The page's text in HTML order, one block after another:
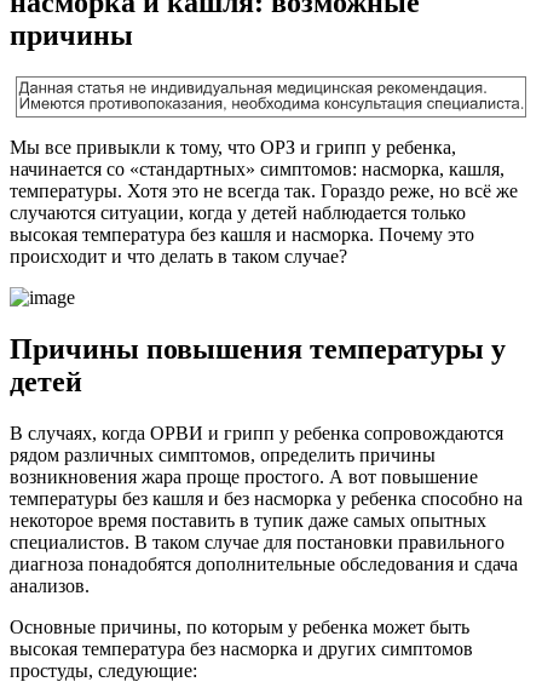
причины
Мы все привыкли к тому, что ОРЗ и грипп у ребенка,
начинается со «стандартных» симптомов: насморка, кашля,
температуры. Хотя это не всегда так. Гораздо реже, но всё же
случаются ситуации, когда у детей наблюдается только
высокая температура без кашля и насморка. Почему это
происходит и что делать в таком случае?
Причины повышения температуры у
детей
В случаях, когда ОРВИ и грипп у ребенка сопровождаются
рядом различных симптомов, определить причины
возникновения жара проще простого. А вот повышение
температуры без кашля и без насморка у ребенка способно на
некоторое время поставить в тупик даже самых опытных
специалистов. В таком случае для постановки правильного
диагноза понадобятся дополнительные обследования и сдача
анализов.
Основные причины, по которым у ребенка может быть
высокая температура без насморка и других симптомов
простуды, следующие: